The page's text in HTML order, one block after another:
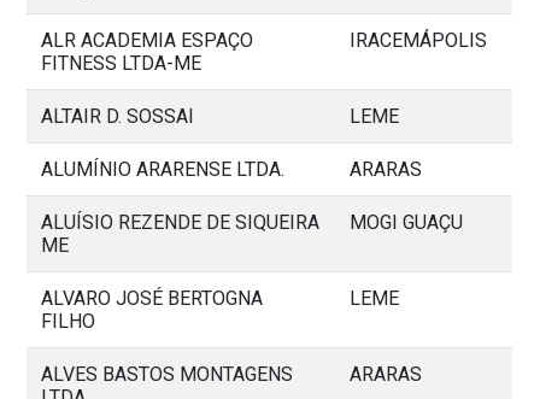
ALR ACADEMIA ESPAÇO
FITNESS LTDA-ME
IRACEMÁPOLIS
ALTAIR D. SOSSAI LEME
ALUMÍNIO ARARENSE LTDA. ARARAS
ALUÍSIO REZENDE DE SIQUEIRA
ME
MOGI GUAÇU
ALVARO JOSÉ BERTOGNA
FILHO
LEME
ALVES BASTOS MONTAGENS
ARARAS